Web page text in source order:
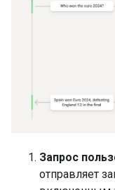
Запрос
отправляет